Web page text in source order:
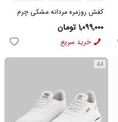
کفش روزمره مردانه مشکی چرم
مصنوعی بند دار مدل 49636
۱,۰۹۹,۰۰۰ تومان
خرید سریع
44